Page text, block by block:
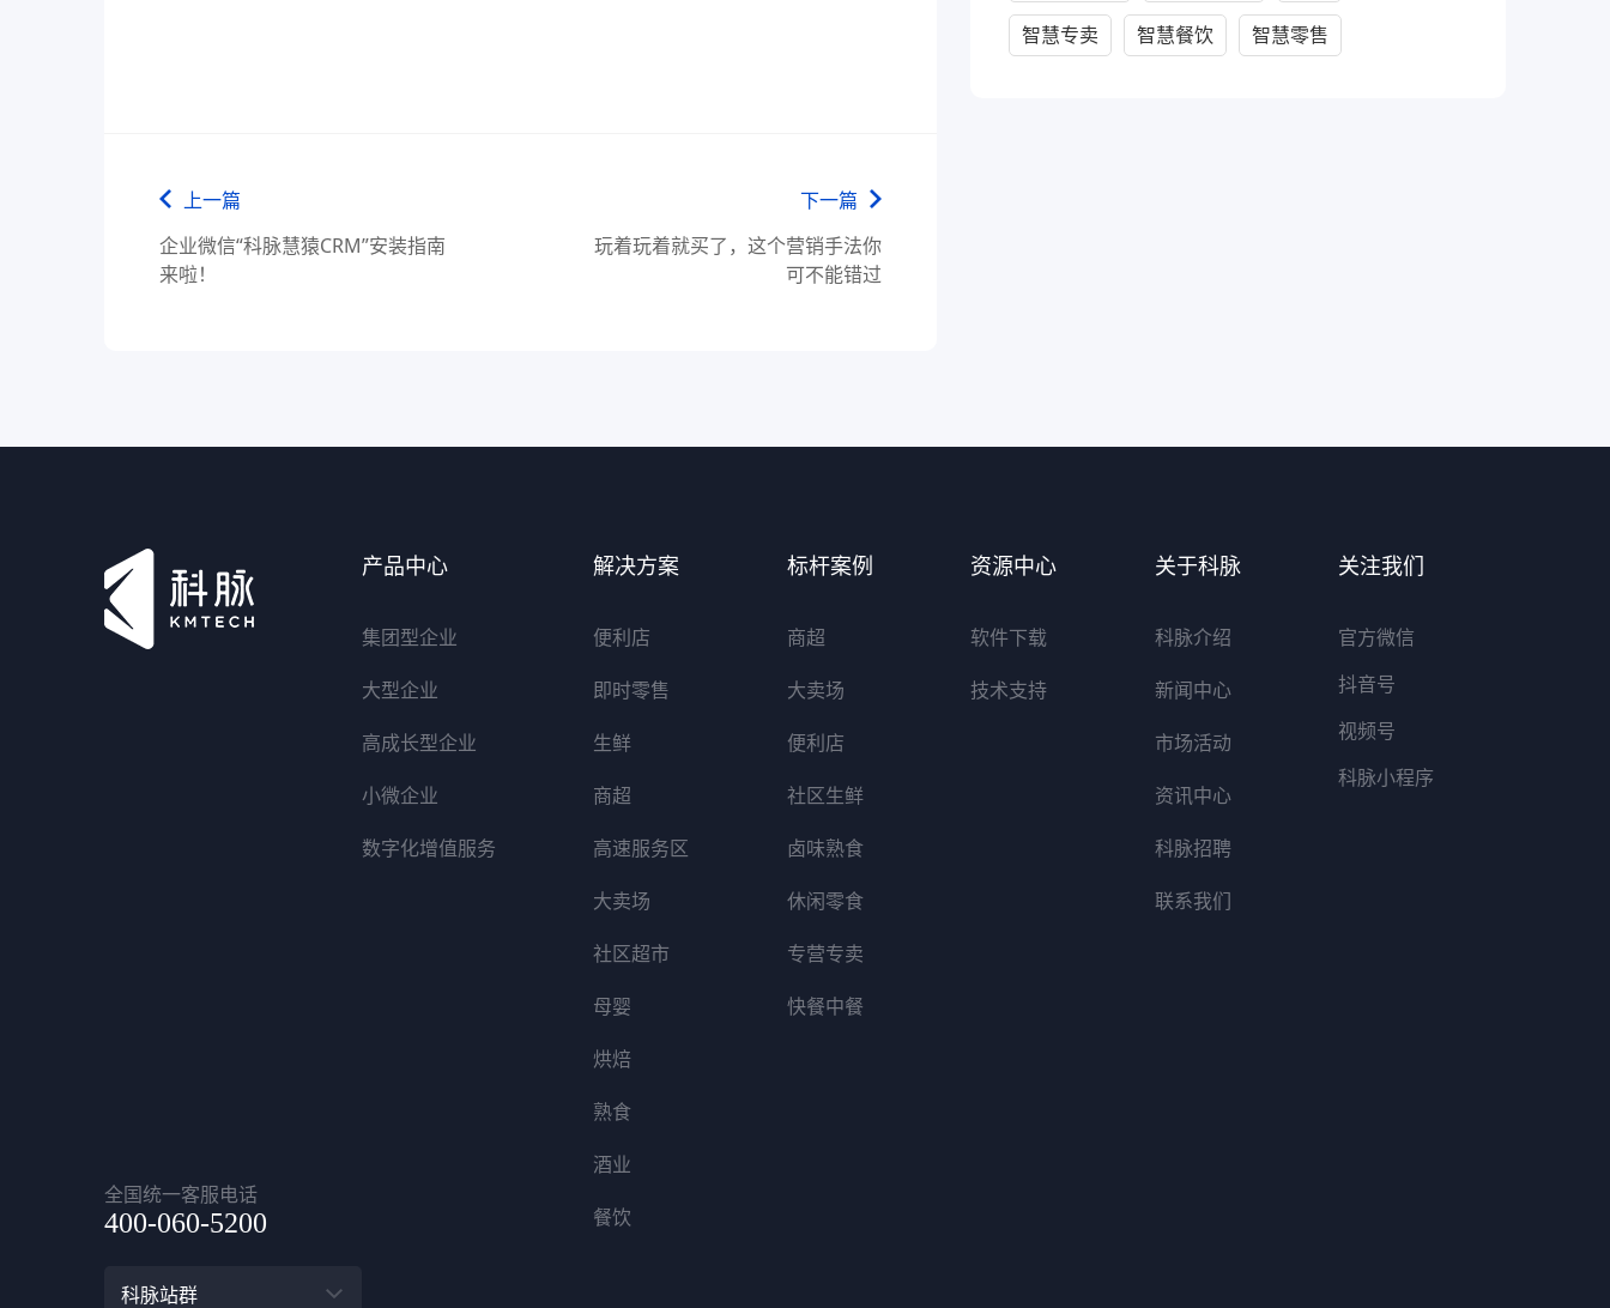
上一篇
企业微信“科脉慧猿CRM”安装指南
来啦！
下一篇
玩着玩着就买了，这个营销手法你
可不能错过
智慧专卖 智慧餐饮 智慧零售
全国统一客服电话
400-060-5200
科脉站群
产品中心
集团型企业
大型企业
高成长型企业
小微企业
数字化增值服务
解决方案
便利店
即时零售
生鲜
商超
高速服务区
大卖场
社区超市
母婴
烘焙
熟食
酒业
餐饮
标杆案例
商超
大卖场
便利店
社区生鲜
卤味熟食
休闲零食
专营专卖
快餐中餐
资源中心
软件下载
技术支持
关于科脉
科脉介绍
新闻中心
市场活动
资讯中心
科脉招聘
联系我们
关注我们
官方微信
抖音号
视频号
科脉小程序